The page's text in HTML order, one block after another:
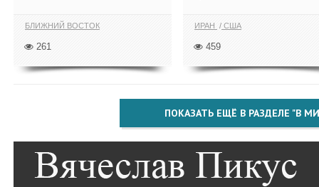
БЛИЖНИЙ ВОСТОК
261
ИРАН США
459
ПОКАЗАТЬ ЕЩЁ В РАЗДЕЛЕ "В